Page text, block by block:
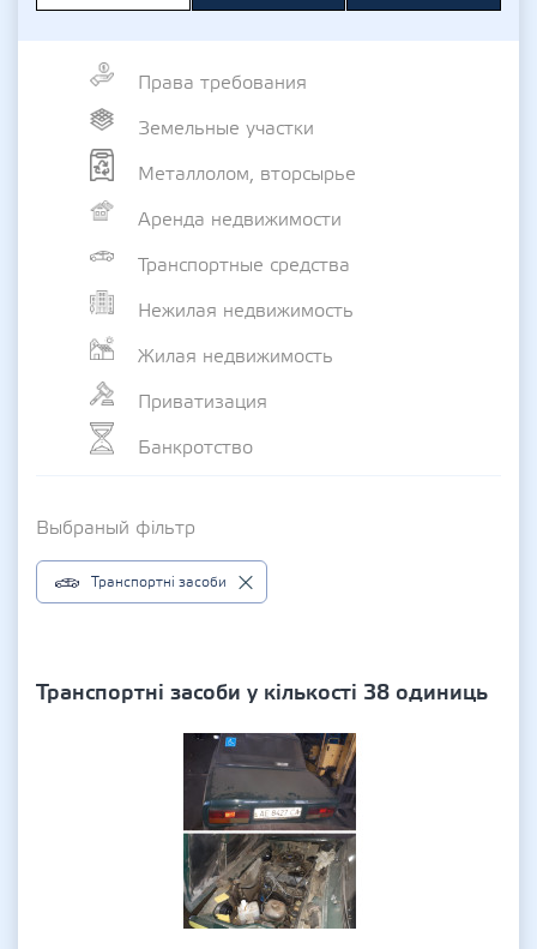
Права требования
Земельные участки
Металлолом, вторсырье
Аренда недвижимости
Транспортные средства
Нежилая недвижимость
Жилая недвижимость
Приватизация
Банкротство
Выбраный фільтр
Транспортні засоби
Транспортні засоби у кількості 38 одиниць